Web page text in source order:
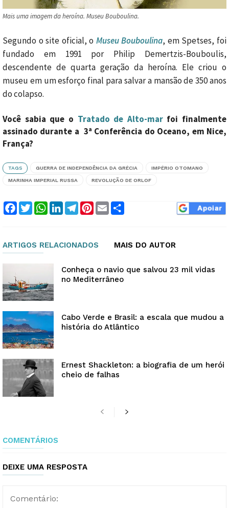
Mais uma imagem da heroína. Museu Bouboulina.
Segundo o site oficial, o Museu Bouboulina, em Spetses, foi
fundado em 1991 por Philip Demertzis-Bouboulis,
descendente de quarta geração da heroína. Ele criou o
museu em um esforço final para salvar a mansão de 350 anos
do colapso.
Você sabia que o Tratado de Alto-marfoi finalmente
assinado durante a 3ª Conferência do Oceano, em Nice,
França?
TAGS GUERRA DE INDEPENDÊNCIA DA GRÉCIA IMPÉRIO OTOMANO
MARINHA IMPERIAL RUSSA REVOLUÇÃO DE ORLOF
Facebook
TwitterWhatsApp
LinkedInTelegram
Pinterest
Email
ARTIGOS RELACIONADOS MAIS DO AUTOR
Conheça o navio que salvou 23 mil vidas
no Mediterrâneo
Cabo Verde e Brasil: a escala que mudou a
história do Atlântico
Ernest Shackleton: a biografia de um herói
cheio de falhas
COMENTÁRIOS
DEIXE UMA RESPOSTA